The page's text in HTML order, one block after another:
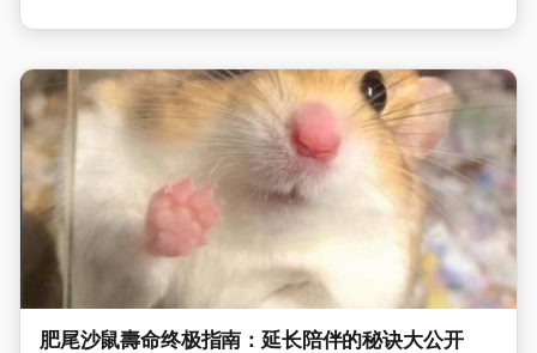
肥尾沙鼠壽命终极指南：延长陪伴的秘诀大公开